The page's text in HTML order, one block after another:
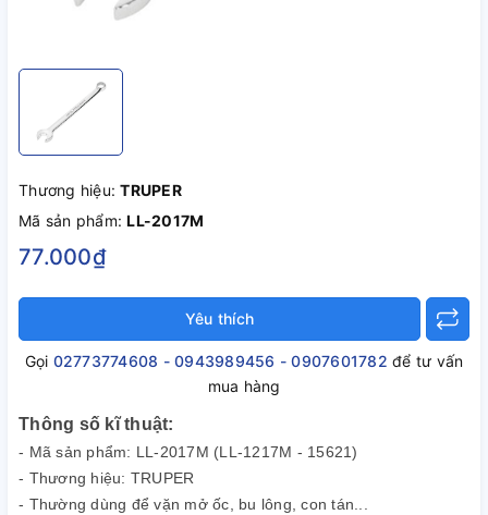
Thương hiệu:TRUPER
Mã sản phẩm:LL-2017M
77.000₫
Yêu thích
Gọi 02773774608 - 0943989456 - 0907601782 để tư vấn
mua hàng
Thông số kĩ thuật:
- Mã sản phẩm: LL-2017M (LL-1217M - 15621)
- Thương hiệu: TRUPER
- Thường dùng để vặn mở ốc, bu lông, con tán...